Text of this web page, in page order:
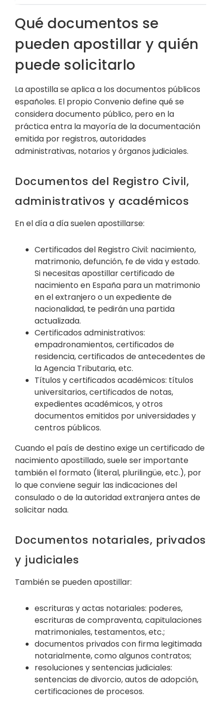
Qué documentos se
pueden apostillar y quién
puede solicitarlo
La apostilla se aplica a los documentos públicos
españoles. El propio Convenio define qué se
considera documento público, pero en la
práctica entra la mayoría de la documentación
emitida por registros, autoridades
administrativas, notarios y órganos judiciales.
Documentos del Registro Civil,
administrativos y académicos
En el día a día suelen apostillarse:
Certificados del Registro Civil: nacimiento,
matrimonio, defunción, fe de vida y estado.
Si necesitas apostillar certificado de
nacimiento en España para un matrimonio
en el extranjero o un expediente de
nacionalidad, te pedirán una partida
actualizada.
Certificados administrativos:
empadronamientos, certificados de
residencia, certificados de antecedentes de
la Agencia Tributaria, etc.
Títulos y certificados académicos: títulos
universitarios, certificados de notas,
expedientes académicos, y otros
documentos emitidos por universidades y
centros públicos.
Cuando el país de destino exige un certificado de
nacimiento apostillado, suele ser importante
también el formato (literal, plurilingüe, etc.), por
lo que conviene seguir las indicaciones del
consulado o de la autoridad extranjera antes de
solicitar nada.
Documentos notariales, privados
y judiciales
También se pueden apostillar:
escrituras y actas notariales: poderes,
escrituras de compraventa, capitulaciones
matrimoniales, testamentos, etc.;
documentos privados con firma legitimada
notarialmente, como algunos contratos;
resoluciones y sentencias judiciales:
sentencias de divorcio, autos de adopción,
certificaciones de procesos.